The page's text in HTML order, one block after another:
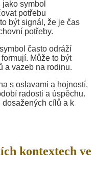
jako symbol
potřebu
být signál, že je čas
potřeby.
často odráží
Může to být
a vazeb na rodinu.
s oslavami a hojností,
radosti a úspěchu.
dosažených cílů a k
kontextech ve